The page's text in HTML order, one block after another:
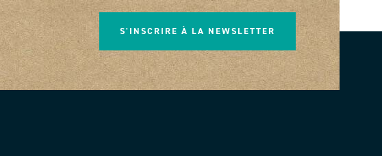
S'INSCRIRE À LA NEWSLETTER